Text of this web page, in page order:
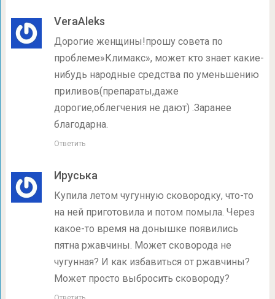
VeraAleks
Дорогие женщины!прошу совета по
проблеме»Климакс», может кто знает какие-
нибудь народные средства по уменьшению
приливов(препараты,даже
дорогие,облегчения не дают) .Заранее
благодарна.
Ответить
Ируська
Купила летом чугунную сковородку, что-то
на ней приготовила и потом помыла. Через
какое-то время на донышке появились
пятна ржавчины. Может сковорода не
чугунная? И как избавиться от ржавчины?
Может просто выбросить сковороду?